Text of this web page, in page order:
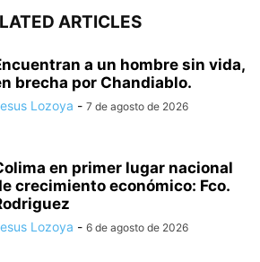
ARTICLES
a un hombre sin vida,
brecha por Chandiablo.
Lozoya - 7 de agosto de 2026
en primer lugar nacional
crecimiento económico: Fco.
Lozoya - 6 de agosto de 2026